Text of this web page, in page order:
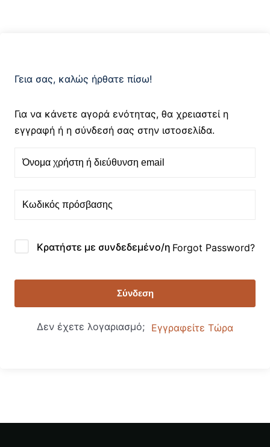
Γεια σας, καλώς ήρθατε πίσω!
Για να κάνετε αγορά ενότητας, θα χρειαστεί η
εγγραφή ή η σύνδεσή σας στην ιστοσελίδα.
Κρατήστε με συνδεδεμένο/η Forgot Password?
Σύνδεση
Δεν έχετε λογαριασμό; Εγγραφείτε Τώρα